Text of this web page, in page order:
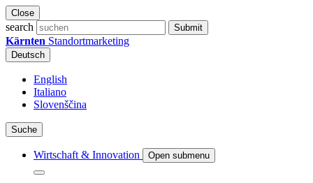
Close
search Submit
Kärnten Standortmarketing
Deutsch
English
Italiano
Slovenščina
Suche
Wirtschaft & Innovation Open submenu